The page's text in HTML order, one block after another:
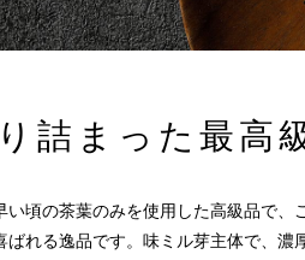
詰まった 最高
い頃の茶葉のみを使用した高級品で、
ばれる逸品です。味ミル芽主体で、濃